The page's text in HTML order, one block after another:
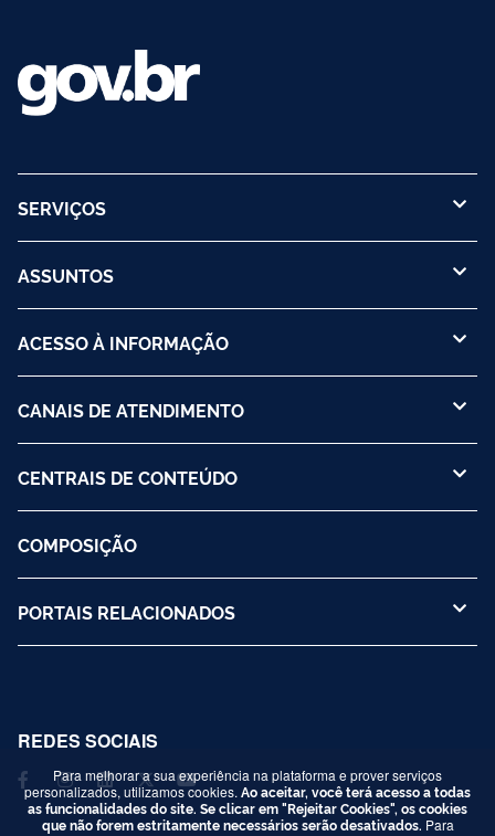
SERVIÇOS
ASSUNTOS
ACESSO À INFORMAÇÃO
CANAIS DE ATENDIMENTO
CENTRAIS DE CONTEÚDO
COMPOSIÇÃO
PORTAIS RELACIONADOS
REDES SOCIAIS
Para melhorar a sua experiência na plataforma e prover serviços
personalizados, utilizamos cookies. Ao aceitar, você terá acesso a todas
as funcionalidades do site. Se clicar em "Rejeitar Cookies", os cookies
que não forem estritamente necessários serão desativados. Para